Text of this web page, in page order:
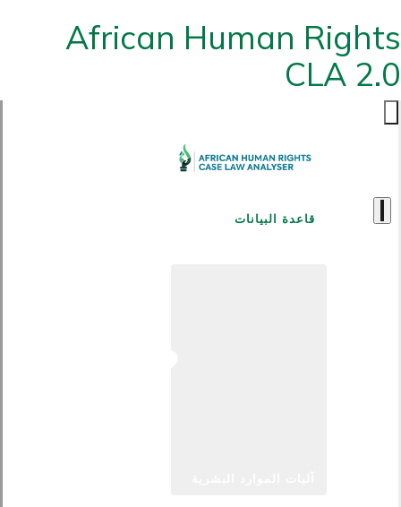
African Human Rights
CLA 2.0
قاعدة البيانات